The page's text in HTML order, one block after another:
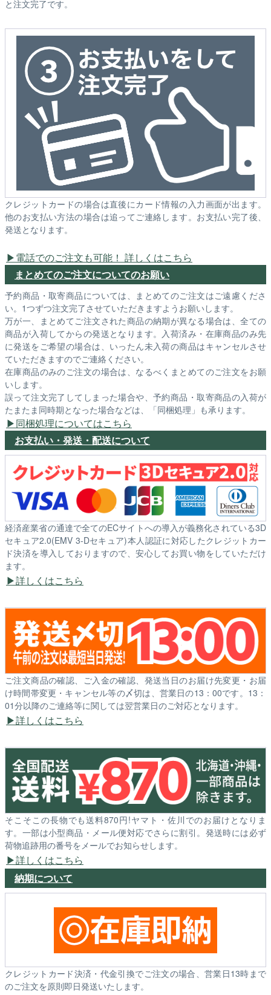
と注文完了です。
クレジットカードの場合は直後にカード情報の入力画面が出ます。
他のお支払い方法の場合は追ってご連絡します。お支払い完了後、
発送となります。
電話でのご注文も可能！ 詳しくはこちら
まとめてのご注文についてのお願い
予約商品・取寄商品については、まとめてのご注文はご遠慮くださ
い。1つずつ注文完了させていただきますようお願いします。
万が一、まとめてご注文された商品の納期が異なる場合は、全ての
商品が入荷してからの発送となります。入荷済み・在庫商品のみ先
に発送をご希望の場合は、いったん未入荷の商品はキャンセルさせ
ていただきますのでご連絡ください。
在庫商品のみのご注文の場合は、なるべくまとめてのご注文をお願
いします。
誤って注文完了してしまった場合や、予約商品・取寄商品の入荷が
たまたま同時期となった場合などは、「同梱処理」も承ります。
同梱処理についてはこちら
お支払い・発送・配送について
経済産業省の通達で全てのECサイトへの導入が義務化されている3D
セキュア2.0(EMV 3-Dセキュア)本人認証に対応したクレジットカー
ド決済を導入しておりますので、安心してお買い物をしていただけ
ます。
詳しくはこちら
ご注文商品の確認、ご入金の確認、発送当日のお届け先変更・お届
け時間帯変更・キャンセル等の〆切は、営業日の13：00です。13：
01分以降のご連絡等に関しては翌営業日のご対応となります。
詳しくはこちら
そこそこの長物でも送料870円!ヤマト・佐川でのお届けとなりま
す。一部は小型商品・メール便対応でさらに割引。発送時には必ず
荷物追跡用の番号をメールでお知らせします。
詳しくはこちら
納期について
クレジットカード決済・代金引換でご注文の場合、営業日13時まで
のご注文を原則即日発送いたします。